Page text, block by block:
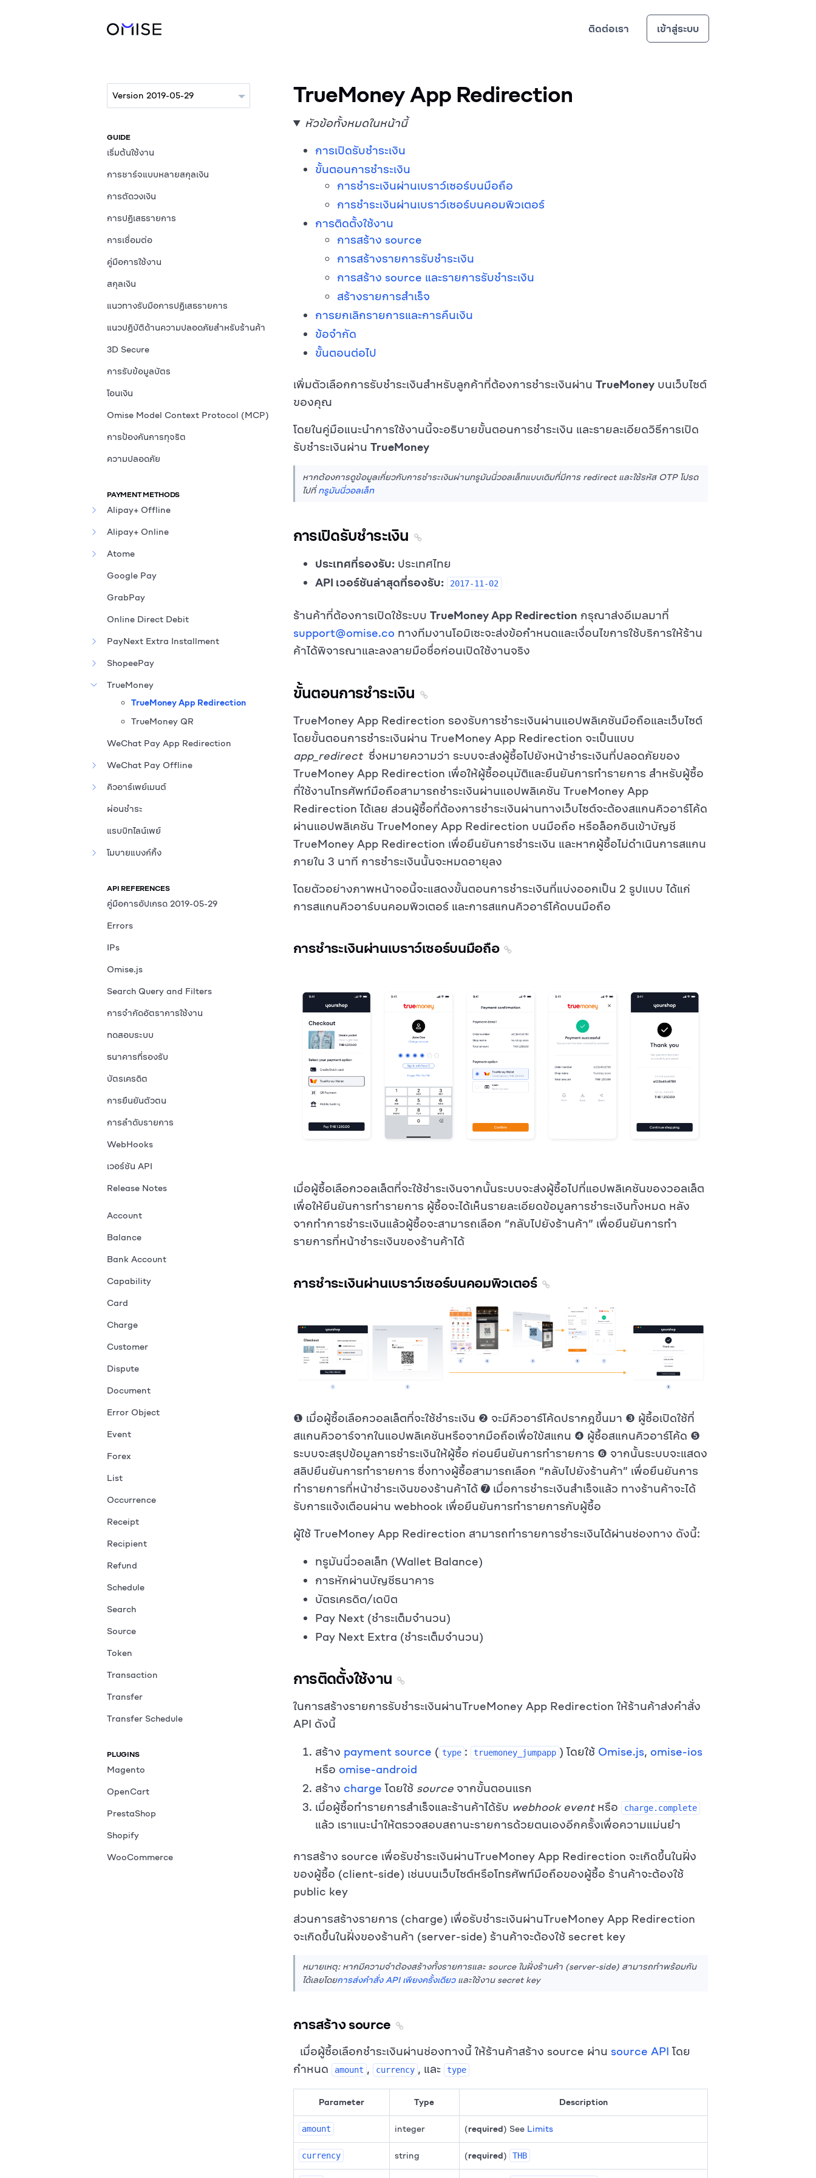
ติดต่อเรา เข้าสู่ระบบ
GUIDE
เริ่มต้นใช้งาน
การชาร์จแบบหลายสกุลเงิน
การตัดวงเงิน
การปฏิเสธรายการ
การเชื่อมต่อ
คู่มือการใช้งาน
สกุลเงิน
แนวทางรับมือการปฏิเสธรายการ
แนวปฏิบัติด้านความปลอดภัยสำหรับร้านค้า
3D Secure
การรับข้อมูลบัตร
โอนเงิน
Omise Model Context Protocol (MCP)
การป้องกันการทุจริต
ความปลอดภัย
PAYMENT METHODS
Alipay+ Offline
Alipay+ Online
Atome
Google Pay
GrabPay
Online Direct Debit
PayNext Extra Installment
ShopeePay
TrueMoney
TrueMoney App Redirection
TrueMoney QR
WeChat Pay App Redirection
WeChat Pay Offline
คิวอาร์เพย์เมนต์
ผ่อนชำระ
แรบบิทไลน์เพย์
โมบายแบงก์กิ้ง
API REFERENCES
คู่มือการอัปเกรด 2019-05-29
Errors
IPs
Omise.js
Search Query and Filters
การจำกัดอัตราการใช้งาน
ทดสอบระบบ
ธนาคารที่รองรับ
บัตรเครดิต
การยืนยันตัวตน
การลำดับรายการ
WebHooks
เวอร์ชัน API
Release Notes
Account
Balance
Bank Account
Capability
Card
Charge
Customer
Dispute
Document
Error Object
Event
Forex
List
Occurrence
Receipt
Recipient
Refund
Schedule
Search
Source
Token
Transaction
Transfer
Transfer Schedule
PLUGINS
Magento
OpenCart
PrestaShop
Shopify
WooCommerce
TrueMoney App Redirection
หัวข้อทั้งหมดในหน้านี้
การเปิดรับชำระเงิน
ขั้นตอนการชำระเงิน
การชำระเงินผ่านเบราว์เซอร์บนมือถือ
การชำระเงินผ่านเบราว์เซอร์บนคอมพิวเตอร์
การติดตั้งใช้งาน
การสร้าง source
การสร้างรายการรับชำระเงิน
การสร้าง source และรายการรับชำระเงิน
สร้างรายการสำเร็จ
การยกเลิกรายการและการคืนเงิน
ข้อจำกัด
ขั้นตอนต่อไป
เพิ่มตัวเลือกการรับชำระเงินสำหรับลูกค้าที่ต้องการชำระเงินผ่าน TrueMoneyบนเว็บไซต์
ของคุณ
โดยในคู่มือแนะนำการใช้งานนี้จะอธิบายขั้นตอนการชำระเงิน และรายละเอียดวิธีการเปิด
รับชำระเงินผ่าน TrueMoney
หากต้องการดูข้อมูลเกี่ยวกับการชำระเงินผ่านทรูมันนี่วอลเล็ทแบบเดิมที่มีการ redirect และใช้รหัส OTP โปรด
ไปที่ทรูมันนี่วอลเล็ท
การเปิดรับชำระเงิน
ประเทศที่รองรับ:ประเทศไทย
API เวอร์ชันล่าสุดที่รองรับ:
2017-11-02
ร้านค้าที่ต้องการเปิดใช้ระบบ TrueMoney App Redirection กรุณาส่งอีเมลมาที่
support@omise.coทางทีมงานโอมิเซะจะส่งข้อกำหนดและเงื่อนไขการใช้บริการให้ร้าน
ค้าได้พิจารณาและลงลายมือชื่อก่อนเปิดใช้งานจริง
ขั้นตอนการชำระเงิน
TrueMoney App Redirection รองรับการชำระเงินผ่านแอปพลิเคชันมือถือและเว็บไซต์
โดยขั้นตอนการชำระเงินผ่าน TrueMoney App Redirection จะเป็นแบบ
app_redirectซึ่งหมายความว่า ระบบจะส่งผู้ซื้อไปยังหน้าชำระเงินที่ปลอดภัยของ
TrueMoney App Redirection เพื่อให้ผู้ซื้ออนุมัติและยืนยันการทำรายการ สำหรับผู้ซื้อ
ที่ใช้งานโทรศัพท์มือถือสามารถชำระเงินผ่านแอปพลิเคชัน TrueMoney App
Redirection ได้เลย ส่วนผู้ซื้อที่ต้องการชำระเงินผ่านทางเว็บไซต์จะต้องสแกนคิวอาร์โค้ด
ผ่านแอปพลิเคชัน TrueMoney App Redirection บนมือถือ หรือล็อกอินเข้าบัญชี
TrueMoney App Redirection เพื่อยืนยันการชำระเงิน และหากผู้ซื้อไม่ดำเนินการสแกน
ภายใน 3 นาที การชำระเงินนั้นจะหมดอายุลง
โดยตัวอย่างภาพหน้าจอนี้จะแสดงขั้นตอนการชำระเงินที่แบ่งออกเป็น 2 รูปแบบ ได้แก่
การสแกนคิวอาร์บนคอมพิวเตอร์ และการสแกนคิวอาร์โค้ดบนมือถือ
การชำระเงินผ่านเบราว์เซอร์บนมือถือ
เมื่อผู้ซื้อเลือกวอลเล็ตที่จะใช้ชำระเงินจากนั้นระบบจะส่งผู้ซื้อไปที่แอปพลิเคชันของวอลเล็ต
เพื่อให้ยืนยันการทำรายการ ผู้ซื้อจะได้เห็นรายละเอียดข้อมูลการชำระเงินทั้งหมด หลัง
จากทำการชำระเงินแล้วผู้ซื้อจะสามารถเลือก
กลับไปยังร้านค้า
เพื่อยืนยันการทำ
รายการที่หน้าชำระเงินของร้านค้าได้
การชำระเงินผ่านเบราว์เซอร์บนคอมพิวเตอร์
❶ เมื่อผู้ซื้อเลือกวอลเล็ตที่จะใช้ชำระเงิน ❷ จะมีคิวอาร์โค้ดปรากฎขึ้นมา ❸ ผู้ซื้อเปิดใช้ที่
สแกนคิวอาร์จากในแอปพลิเคชันหรือจากมือถือเพื่อใข้สแกน ❹ ผู้ซื้อสแกนคิวอาร์โค้ด ❺
ระบบจะสรุปข้อมูลการชำระเงินให้ผู้ซื้อ ก่อนยืนยันการทำรายการ ❻ จากนั้นระบบจะแสดง
สลิปยืนยันการทำรายการ ซึ่งทางผู้ซื้อสามารถเลือก
กลับไปยังร้านค้า
เพื่อยืนยันการ
ทำรายการที่หน้าชำระเงินของร้านค้าได้ ➐ เมื่อการชำระเงินสำเร็จแล้ว ทางร้านค้าจะได้
รับการแจ้งเตือนผ่าน webhook เพื่อยืนยันการทำรายการกับผู้ซื้อ
ผู้ใช้ TrueMoney App Redirection สามารถทำรายการชำระเงินได้ผ่านช่องทาง ดังนี้:
ทรูมันนี่วอลเล็ท (Wallet Balance)
การหักผ่านบัญชีธนาคาร
บัตรเครดิต/เดบิต
Pay Next (ชำระเต็มจำนวน)
Pay Next Extra (ชำระเต็มจำนวน)
การติดตั้งใช้งาน
ในการสร้างรายการรับชำระเงินผ่านTrueMoney App Redirection ให้ร้านค้าส่งคำสั่ง
API ดังนี้
สร้าง payment source ( type : truemoney_jumpapp ) โดยใช้ Omise.js, omise-ios
หรือ omise-android
สร้าง charge โดยใช้ sourceจากขั้นตอนแรก
เมื่อผู้ซื้อทำรายการสำเร็จและร้านค้าได้รับ webhook eventหรือ charge.complete
แล้ว เราแนะนำให้ตรวจสอบสถานะรายการด้วยตนเองอีกครั้งเพื่อความแม่นยำ
การสร้าง source เพื่อรับชำระเงินผ่านTrueMoney App Redirection จะเกิดขึ้นในฝั่ง
ของผู้ซื้อ (client-side) เช่นบนเว็บไซต์หรือโทรศัพท์มือถือของผู้ซื้อ ร้านค้าจะต้องใช้
public key
ส่วนการสร้างรายการ (charge) เพื่อรับชำระเงินผ่านTrueMoney App Redirection
จะเกิดขึ้นในฝั่งของร้านค้า (server-side) ร้านค้าจะต้องใช้ secret key
หมายเหตุ: หากมีความจำต้องสร้างทั้งรายการและ source ในฝั่งร้านค้า (server-side) สามารถทำพร้อมกัน
ได้เลยโดยการส่งคำสั่ง API เพียงครั้งเดียวและใช้งาน secret key
การสร้าง source
เมื่อผู้ซื้อเลือกชำระเงินผ่านช่องทางนี้ ให้ร้านค้าสร้าง source ผ่าน source API โดย
กำหนด
amount , currency , และ type
Parameter Type Description
amount integer (required) See Limits
currency string (required) THB